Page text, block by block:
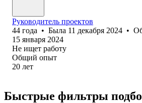
Руководитель проектов
44 года • Была 11 декабря 2024 •
15 января 2024
Не ищет работу
Общий опыт
20 лет
Быстрые фильтры